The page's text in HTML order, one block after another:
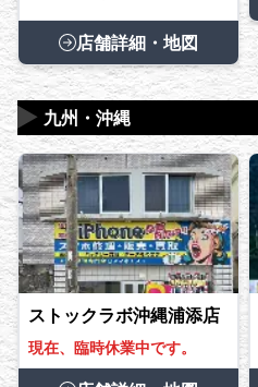
店舗詳細・地図
九州・沖縄
▶
ストックラボ沖縄浦添店
現在、臨時休業中です。